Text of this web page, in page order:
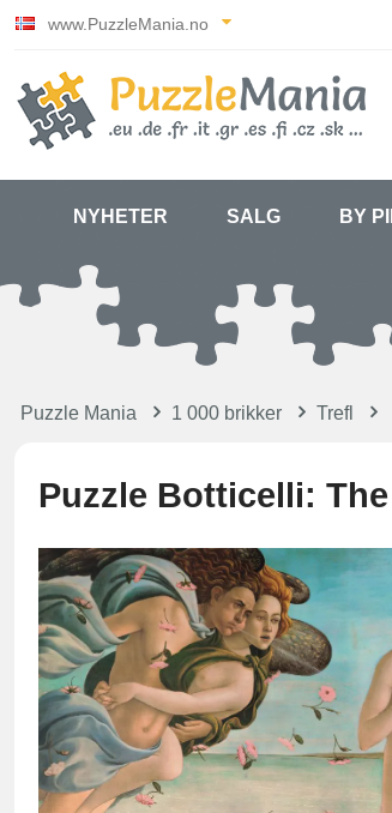
www.PuzzleMania.no
NYHETER SALG BY
Puzzle Mania 1 000 brikker Trefl
Puzzle Botticelli: